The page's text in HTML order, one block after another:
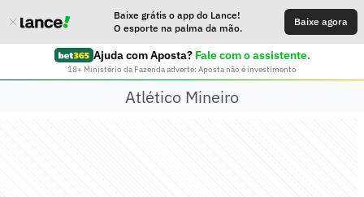
Baixe grátis o app do Lance!
O esporte na palma da mão.
Baixe agora
Ajuda com Aposta? Fale com o assistente.
18+ Ministério da Fazenda adverte: Aposta não é investimento
Atlético Mineiro